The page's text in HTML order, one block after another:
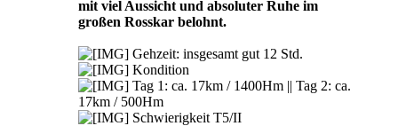
mit viel Aussicht und absoluter Ruhe im
großen Rosskar belohnt.
Gehzeit: insgesamt gut 12 Std.
Kondition
Tag 1: ca. 17km / 1400Hm || Tag 2: ca.
17km / 500Hm
Schwierigkeit T5/II